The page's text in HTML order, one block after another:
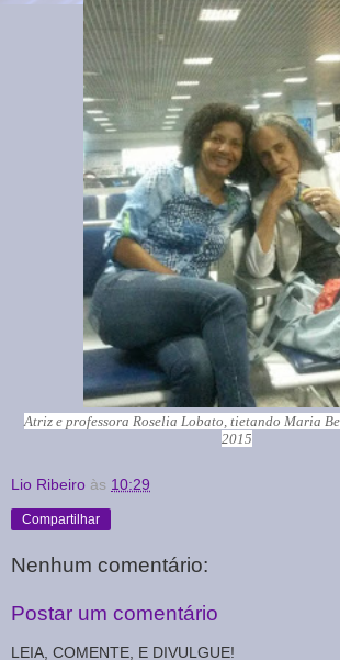
Atriz e professora Roselia Lobato, tietando Maria
2015
Lio Ribeiro às 10:29
Compartilhar
Nenhum comentário:
Postar um comentário
LEIA, COMENTE, E DIVULGUE!